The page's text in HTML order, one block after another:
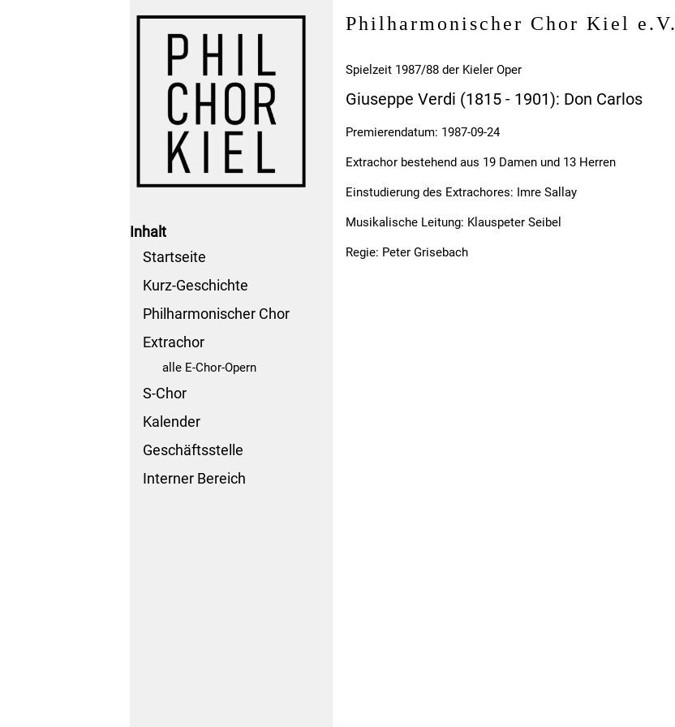
Inhalt
Startseite
Kurz-Geschichte
Philharmonischer Chor
Extrachor
alle E-Chor-Opern
S-Chor
Kalender
Geschäftsstelle
Interner Bereich
Philharmonischer Chor Kiel e.V.
Spielzeit 1987/88 der Kieler Oper
Giuseppe Verdi (1815 - 1901): Don Carlos
Premierendatum: 1987-09-24
Extrachor bestehend aus 19 Damen und 13 Herren
Einstudierung des Extrachores: Imre Sallay
Musikalische Leitung: Klauspeter Seibel
Regie: Peter Grisebach